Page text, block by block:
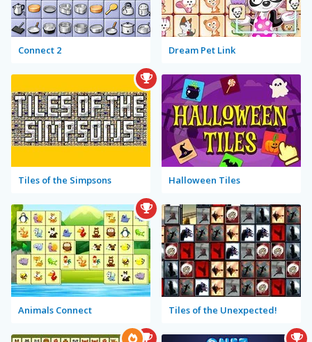
Connect 2 Dream Pet Link
Tiles of the Simpsons Halloween Tiles
Animals Connect Tiles of the Unexpected!